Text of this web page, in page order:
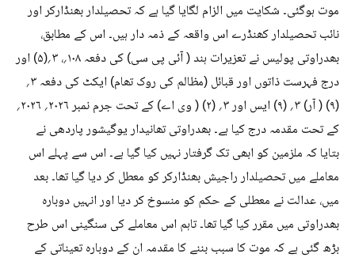
موت ہوگئی۔ شکایت میں الزام لگایا گیا ہے کہ تحصیلدار بھنڈارکر اور
نائب تحصیلدار کھنڈرے اس واقعہ کے ذمہ دار ہیں۔ اس کے مطابق،
بھدراوتی پولیس نے تعزیرات ہند ( آئی پی سی) کی دفعہ ۱۰۸؍، ۳؍(۵) اور
درج فہرست ذاتوں اور قبائل (مظالم کی روک تھام) ایکٹ کی دفعہ ۳؍
(۹) ( آر) ۳؍ (۹) ایس اور ۳؍ (۲) ( وی اے) کے تحت جرم نمبر ۲۰۲۶؍ ۲۰۲۶؍
کے تحت مقدمہ درج کیا ہے۔ بھدراوتی تھانیدار یوگیشور پاردھی نے
بتایا کہ ملزمین کو ابھی تک گرفتار نہیں کیا گیا ہے۔ اس سے پہلے اس
معاملے میں تحصیلدار راجیش بھنڈارکر کو معطل کر دیا گیا تھا۔ بعد
میں، عدالت نے معطلی کے حکم کو منسوخ کر دیا اور انہیں دوبارہ
بھدراوتی میں مقرر کیا گیا تھا۔ تاہم اس معاملے کی سنگینی اس طرح
بڑھ گئی ہے کہ موت کا سبب بننے کا مقدمہ ان کے دوبارہ تعیناتی کے